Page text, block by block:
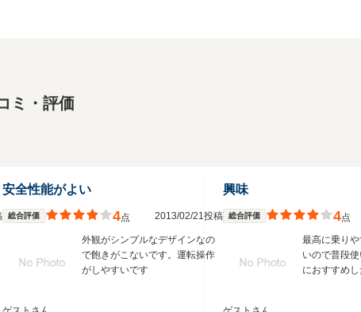
ミ・評価
安全性能がよい
総合評価 4点 2013/02/21投稿
外観がシンプルなデザインなの
で飽きがこないです。運転操作
がしやすいです
興味
総合評価 4点
最高に乗り
いので普段
におすすめ